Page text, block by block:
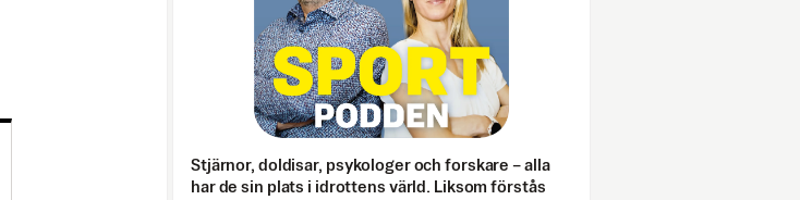
Stjärnor, doldisar, psykologer och forskare – alla
har de sin plats i idrottens värld. Liksom förstås